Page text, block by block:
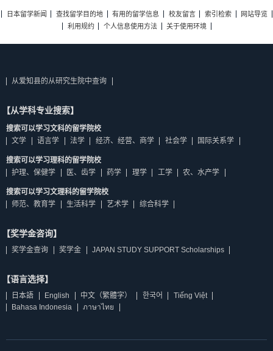
日本留学新闻 查找留学目的地 有用的留学信息 校友留言 索引检索
网站导览
利用规约
个人信息使用方法 关于使用环境
从爱知县的从研究生院中查询
【从学科专业搜索】
搜索可以学习文科的留学院校
文学
语言学 法学 经济、经营、商学 社会学 国际关系学
搜索可以学习理科的留学院校
护理、保健学
医、齿学 药学 理学 工学 农、水产学
搜索可以学习文理科的留学院校
师范、教育学
生活科学 艺术学 综合科学
【奖学金咨询】
奖学金查询 奖学金 JAPAN STUDY SUPPORT Scholarships
【语言选择】
日本語 English 中文（繁體字） 한국어
Tiếng Việt
Bahasa Indonesia
ภาษาไทย